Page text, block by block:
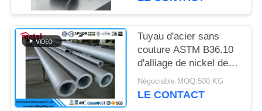
industrielles
Tuyau d'acier sans
couture ASTM B36.10
d'alliage de nickel de
pouce SCH80 de
Hastelloy C-276 8
Négociable MOQ:500 KG
LE CONTACT